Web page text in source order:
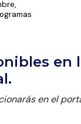
en
en el